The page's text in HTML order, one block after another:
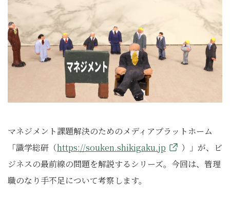
マネジメント課題解決のためのメディアプラットホーム
「識学総研（https://souken.shikigaku.jp
）」が、ビ
ジネスの最前線の問題を解説するシリーズ。今回は、管理
職のなり手不足について考察します。